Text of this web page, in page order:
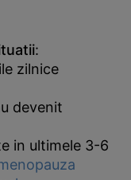
:
zilnice
devenit
in ultimele 3-6